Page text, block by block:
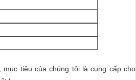
tiêu của chúng tôi là cung cấp cho